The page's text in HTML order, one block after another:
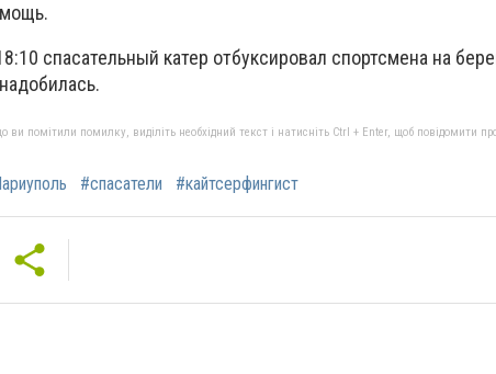
спасательный катер отбуксировал спортсмена на
ви помітили помилку, виділіть необхідний текст і натисніть Ctrl + Enter, щоб повідомити
#спасатели #кайтсерфингист